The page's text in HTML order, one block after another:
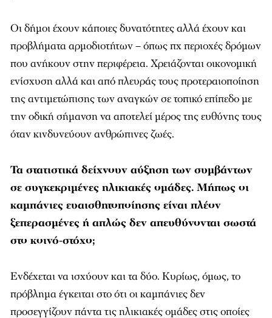
Οι δήμοι έχουν κάποιες δυνατότητες αλλά έχουν και
προβλήματα αρμοδιοτήτων – όπως πχ περιοχές δρόμων
που ανήκουν στην περιφέρεια. Χρειάζονται οικονομική
ενίσχυση αλλά και από πλευράς τους προτεραιοποίηση
της αντιμετώπισης των αναγκών σε τοπικό επίπεδο με
την οδική σήμανση να αποτελεί μέρος της ευθύνης τους
όταν κινδυνεύουν ανθρώπινες ζωές.
Τα στατιστικά δείχνουν αύξηση των συμβάντων
σε συγκεκριμένες ηλικιακές ομάδες. Μήπως οι
καμπάνιες ευαισθητοποίησης είναι πλέον
ξεπερασμένες ή απλώς δεν απευθύνονται σωστά
στο κοινό-στόχο;
Ενδέχεται να ισχύουν και τα δύο. Κυρίως, όμως, το
πρόβλημα έγκειται στο ότι οι καμπάνιες δεν
προσεγγίζουν πάντα τις ηλικιακές ομάδες στις οποίες